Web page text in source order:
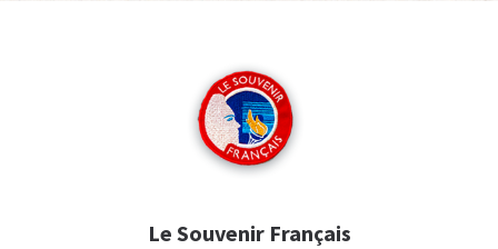
Le Souvenir Français